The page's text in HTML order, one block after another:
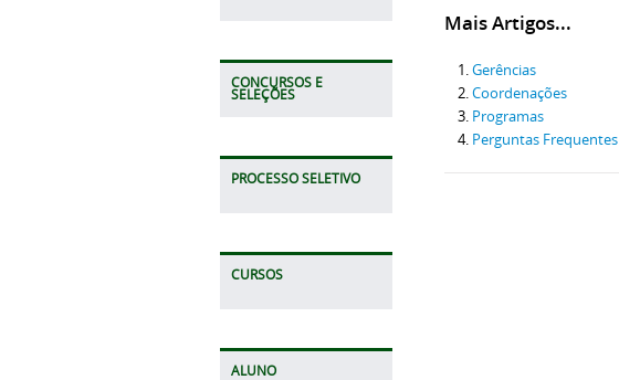
CONCURSOS E
SELEÇÕES
PROCESSO SELETIVO
CURSOS
ALUNO
Mais Artigos...
Gerências
Coordenações
Programas
Perguntas Frequentes